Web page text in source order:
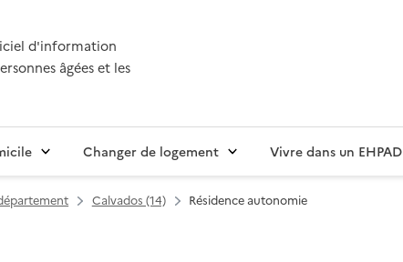
d'information
âgées et les
Changer de logement Vivre dans un EHPAD
Calvados (14) Résidence autonomie